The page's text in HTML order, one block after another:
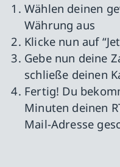
Wählen deinen
Währung aus
Klicke nun auf
Gebe nun deine
schließe deinen
Fertig! Du
Minuten deinen
Mail-Adresse